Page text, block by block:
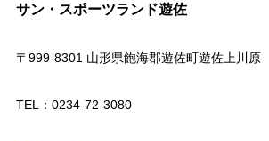
サン・スポーツランド遊佐
〒999-8301 山形県飽海郡遊佐町遊佐上川原
TEL：0234-72-3080